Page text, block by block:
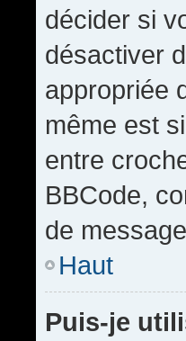
décider si
désactiver
appropriée
même est
entre
BBCode,
de
Haut
Puis-je